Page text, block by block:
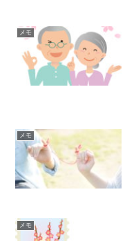
メモ
メモ
メモ